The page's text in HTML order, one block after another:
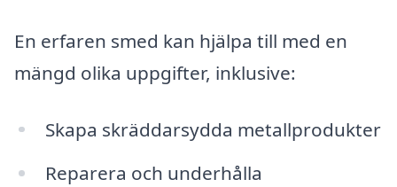
En erfaren smed kan hjälpa till med en
mängd olika uppgifter, inklusive:
Skapa skräddarsydda metallprodukter
Reparera och underhålla